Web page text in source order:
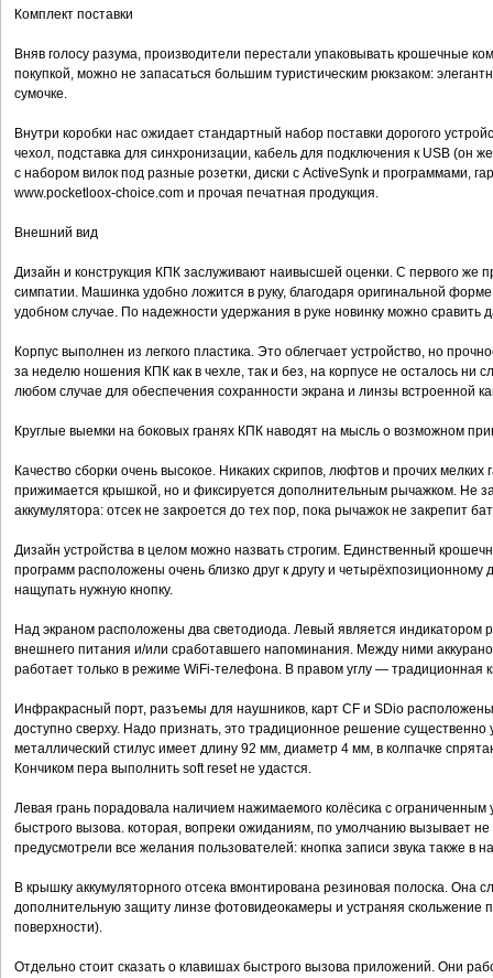
Комплект поставки
Вняв голосу разума, производители перестали упаковывать крошечные
покупкой, можно не запасаться большим туристическим рюкзаком:
сумочке.
Внутри коробки нас ожидает стандартный набор поставки дорогого
чехол, подставка для синхронизации, кабель для подключения к USB (он
с набором вилок под разные розетки, диски с ActiveSynk и программами,
www.pocketloox-choice.com и прочая печатная продукция.
Внешний вид
Дизайн и конструкция КПК заслуживают наивысшей оценки. С первого же
симпатии. Машинка удобно ложится в руку, благодаря оригинальной
удобном случае. По надежности удержания в руке новинку можно сравить
Корпус выполнен из легкого пластика. Это облегчает устройство, но
за неделю ношения КПК как в чехле, так и без, на корпусе не осталось ни
любом случае для обеспечения сохранности экрана и линзы встроенной
Круглые выемки на боковых гранях КПК наводят на мысль о возможном
Качество сборки очень высокое. Никаких скрипов, люфтов и прочих мелких
прижимается крышкой, но и фиксируется дополнительным рычажком. Не
аккумулятора: отсек не закроется до тех пор, пока рычажок не закрепит
Дизайн устройства в целом можно назвать строгим. Единственный
программ расположены очень близко друг к другу и четырёхпозиционному
нащупать нужную кнопку.
Над экраном расположены два светодиода. Левый является
внешнего питания и/или сработавшего напоминания. Между ними
работает только в режиме WiFi-телефона. В правом углу — традиционная
Инфракрасный порт, разъемы для наушников, карт CF и SDio
доступно сверху. Надо признать, это традиционное решение
металлический стилус имеет длину 92 мм, диаметр 4 мм, в колпачке
Кончиком пера выполнить soft reset не удастся.
Левая грань порадовала наличием нажимаемого колёсика с
быстрого вызова. которая, вопреки ожиданиям, по умолчанию вызывает
предусмотрели все желания пользователей: кнопка записи звука также в
В крышку аккумуляторного отсека вмонтирована резиновая полоска. Она
дополнительную защиту линзе фотовидеокамеры и устраняя скольжение
поверхности).
Отдельно стоит сказать о клавишах быстрого вызова приложений. Они